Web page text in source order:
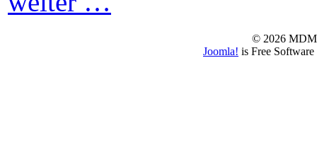
© 2026
Joomla! is Free